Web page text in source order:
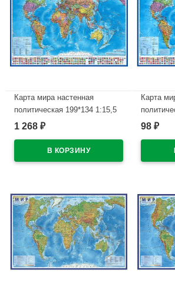
Карта мира настенная
политическая 199*134 1:15,5
интерактивная ламинация арт
1 268 ₽
Карта
98 ₽